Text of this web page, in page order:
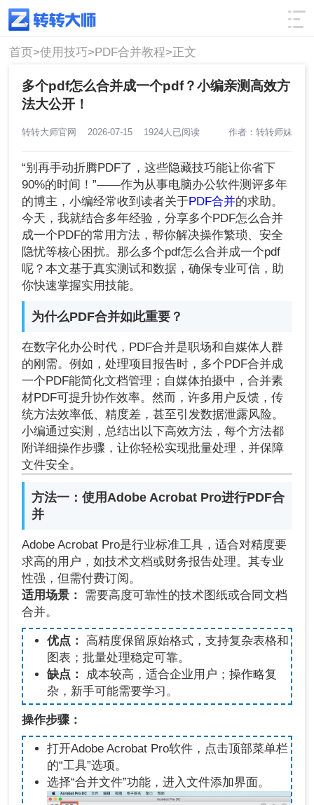
使用技巧 筛选
首页>使用技巧>PDF合并教程>正文
多个pdf怎么合并成一个pdf？小编亲测高效方
法大公开！
转转大师官网 2026-07-15 1924人已阅读 作者：转转师妹
“别再手动折腾PDF了，这些隐藏技巧能让你省下
90%的时间！”——作为从事电脑办公软件测评多年
的博主，小编经常收到读者关于PDF合并的求助。
今天，我就结合多年经验，分享多个PDF怎么合并
成一个PDF的常用方法，帮你解决操作繁琐、安全
隐忧等核心困扰。那么多个pdf怎么合并成一个pdf
呢？本文基于真实测试和数据，确保专业可信，助
你快速掌握实用技能。
为什么PDF合并如此重要？
在数字化办公时代，PDF合并是职场和自媒体人群
的刚需。例如，处理项目报告时，多个PDF合并成
一个PDF能简化文档管理；自媒体拍摄中，合并素
材PDF可提升协作效率。然而，许多用户反馈，传
统方法效率低、精度差，甚至引发数据泄露风险。
小编通过实测，总结出以下高效方法，每个方法都
附详细操作步骤，让你轻松实现批量处理，并保障
文件安全。
方法一：使用Adobe Acrobat Pro进行PDF合
并
Adobe Acrobat Pro是行业标准工具，适合对精度要
求高的用户，如技术文档或财务报告处理。其专业
性强，但需付费订阅。
适用场景：
需要高度可靠性的技术图纸或合同文档
合并。
优点：
高精度保留原始格式，支持复杂表格和
图表；批量处理稳定可靠。
缺点：
成本较高，适合企业用户；操作略复
杂，新手可能需要学习。
操作步骤：
打开Adobe Acrobat Pro软件，点击顶部菜单栏
的“工具”选项。
选择“合并文件”功能，进入文件添加界面。